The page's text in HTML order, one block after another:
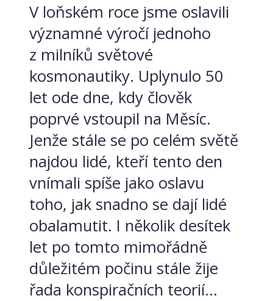
V loňském roce jsme oslavili
významné výročí jednoho
z milníků světové
kosmonautiky. Uplynulo 50
let ode dne, kdy člověk
poprvé vstoupil na Měsíc.
Jenže stále se po celém světě
najdou lidé, kteří tento den
vnímali spíše jako oslavu
toho, jak snadno se dají lidé
obalamutit. I několik desítek
let po tomto mimořádně
důležitém počinu stále žije
řada konspiračních teorií...